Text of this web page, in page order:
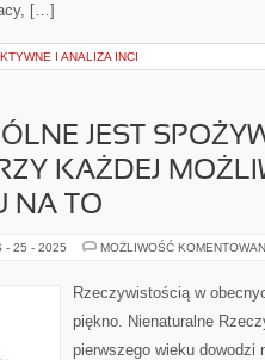
[…]
I ANALIZA INCI
JEST
KAŻDEJ
NA TO
- 25 - 2025 MOŻLIWOŚĆ
Rzeczywistością w
piękno. Nienaturalne
pierwszego wieku dowodzi